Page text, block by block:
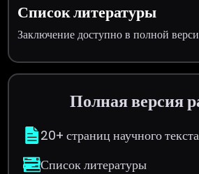
Список литературы
Заключение доступно в полной
Полная версия
20+ страниц научного текста
Список литературы